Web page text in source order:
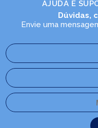
AJUDA E
Dúvidas,
Envie uma